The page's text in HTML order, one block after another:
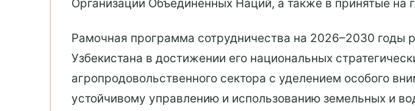
Организации Объединенных Наций, а также в принятые на
Рамочная программа сотрудничества на 2026–2030 годы
Узбекистана в достижении его национальных
агропродовольственного сектора с уделением особого
устойчивому управлению и использованию земельных и